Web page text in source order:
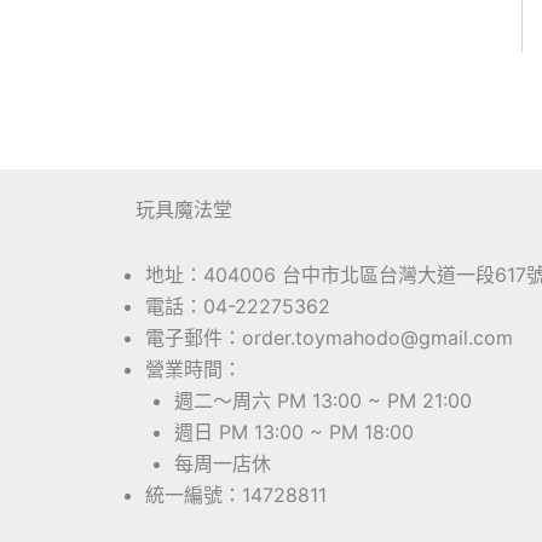
玩具魔法堂
地址：404006 台中市北區台灣大道一段617
電話：04-22275362
電子郵件：order.toymahodo@gmail.com
營業時間：
週二～周六 PM 13:00 ~ PM 21:00
週日 PM 13:00 ~ PM 18:00
每周一店休
統一編號：14728811